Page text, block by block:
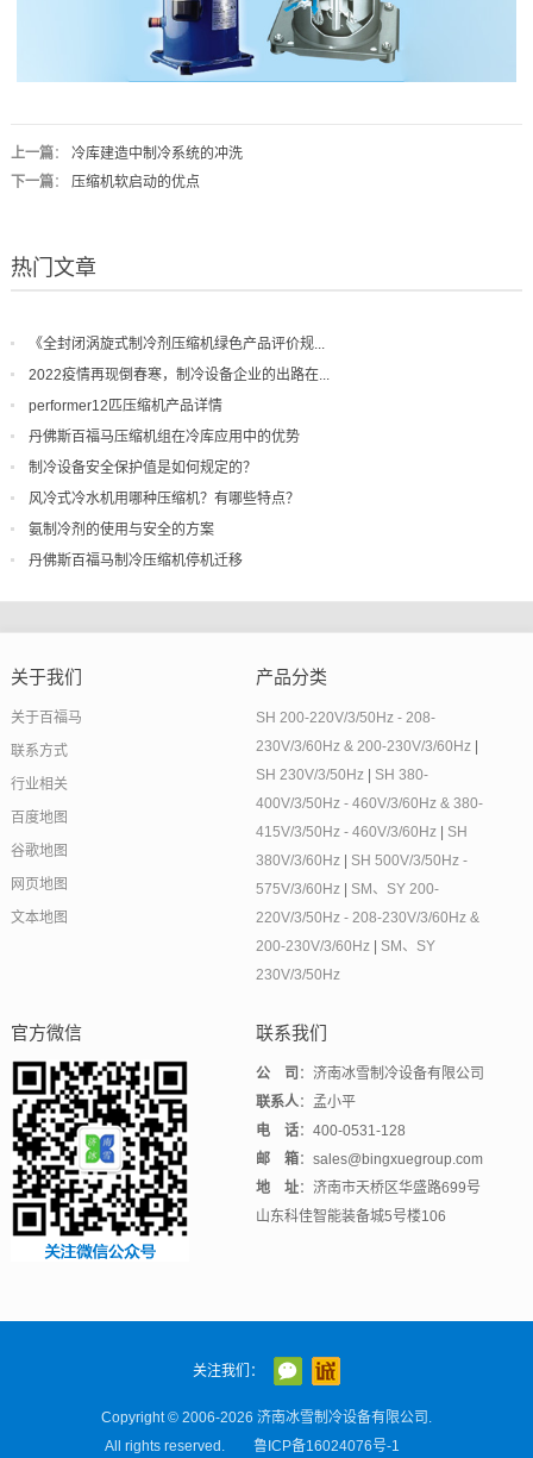
上一篇： 冷库建造中制冷系统的冲洗
下一篇： 压缩机软启动的优点
热门文章
《全封闭涡旋式制冷剂压缩机绿色产品评价规...
2022疫情再现倒春寒，制冷设备企业的出路在...
performer12匹压缩机产品详情
丹佛斯百福马压缩机组在冷库应用中的优势
制冷设备安全保护值是如何规定的？
风冷式冷水机用哪种压缩机？有哪些特点？
氨制冷剂的使用与安全的方案
丹佛斯百福马制冷压缩机停机迁移
关于我们
关于百福马
联系方式
行业相关
百度地图
谷歌地图
网页地图
文本地图
产品分类
SH 200-220V/3/50Hz - 208-
230V/3/60Hz & 200-230V/3/60Hz
SH 230V/3/50Hz
SH 380-
400V/3/50Hz - 460V/3/60Hz & 380-
415V/3/50Hz - 460V/3/60Hz
SH
380V/3/60Hz
SH 500V/3/50Hz -
575V/3/60Hz
SM、SY 200-
220V/3/50Hz - 208-230V/3/60Hz &
200-230V/3/60Hz
SM、SY
230V/3/50Hz
官方微信 联系我们
公 司 ：济南冰雪制冷设备有限公司
联系人：孟小平
电 话：400-0531-128
邮 箱：sales@bingxuegroup.com
地 址：济南市天桥区华盛路699号
山东科佳智能装备城5号楼106
关注我们：
Copyright © 2006-2026 济南冰雪制冷设备有限公司.
All rights reserved. 鲁ICP备16024076号-1